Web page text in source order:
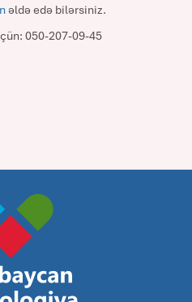
əldə edə bilərsiniz.
050-207-09-45